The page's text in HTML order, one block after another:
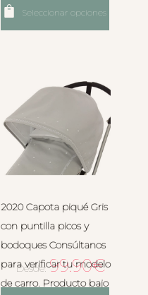
Seleccionar opciones
2020 Capota piqué Gris
con puntilla picos y
bodoques Consúltanos
para verificar tu modelo
de carro. Producto bajo
Desde:99.90€